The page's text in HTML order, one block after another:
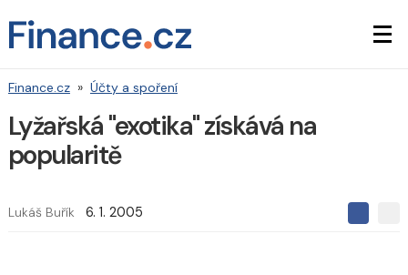
Finance.cz » Účty a spoření
Lyžařská "exotika" získává na
popularitě
Lukáš Buřík 6. 1. 2005
SS